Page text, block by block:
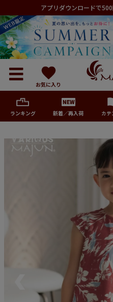
アプリダウンロードで
お気に入り
ランキング 新着／再入荷 カテ
メンズ